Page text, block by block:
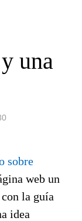
una
sobre
web un
la guía
idea